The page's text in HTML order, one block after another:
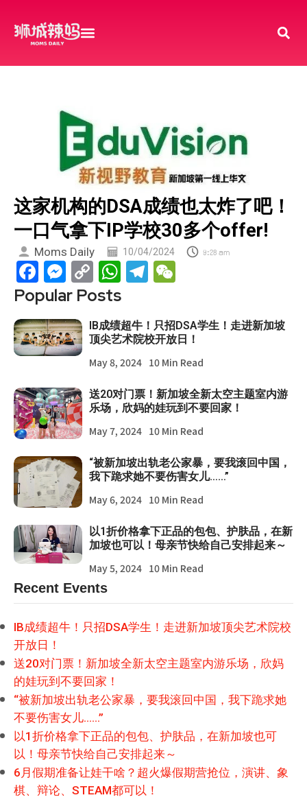
这家机构的DSA成绩也太炸了吧！
一口气拿下IP学校30多个offer!
Moms Daily 10/04/2024 9:28 am
Facebook
Messenger
Copy
Link
WhatsApp
Telegram
Popular Posts
IB成绩超牛！只招DSA学生！走进新加坡
顶尖艺术院校开放日！
May 8, 2024 10 Min Read
送20对门票！新加坡全新太空主题室内游
乐场，欣妈的娃玩到不要回家！
May 7, 2024 10 Min Read
“被新加坡出轨老公家暴，要我滚回中国，
我下跪求她不要伤害女儿……”
May 6, 2024 10 Min Read
以1折价格拿下正品的包包、护肤品，在新
加坡也可以！母亲节快给自己安排起来～
May 5, 2024 10 Min Read
Recent Events
IB成绩超牛！只招DSA学生！走进新加坡顶尖艺术院校
开放日！
送20对门票！新加坡全新太空主题室内游乐场，欣妈
的娃玩到不要回家！
“被新加坡出轨老公家暴，要我滚回中国，我下跪求她
不要伤害女儿……”
以1折价格拿下正品的包包、护肤品，在新加坡也可
以！母亲节快给自己安排起来～
6月假期准备让娃干啥？超火爆假期营抢位，演讲、象
棋、辩论、STEAM都可以！